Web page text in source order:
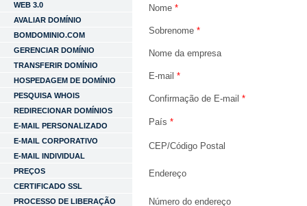
WEB 3.0
AVALIAR DOMÍNIO
BOMDOMINIO.COM
GERENCIAR DOMÍNIO
TRANSFERIR DOMÍNIO
HOSPEDAGEM DE DOMÍNIO
PESQUISA WHOIS
REDIRECIONAR DOMÍNIOS
E-MAIL PERSONALIZADO
E-MAIL CORPORATIVO
E-MAIL INDIVIDUAL
PREÇOS
CERTIFICADO SSL
PROCESSO DE LIBERAÇÃO
Nome *
Sobrenome *
Nome da empresa
E-mail *
Confirmação de E-mail *
País *
CEP/Código Postal
Endereço
Número do endereço